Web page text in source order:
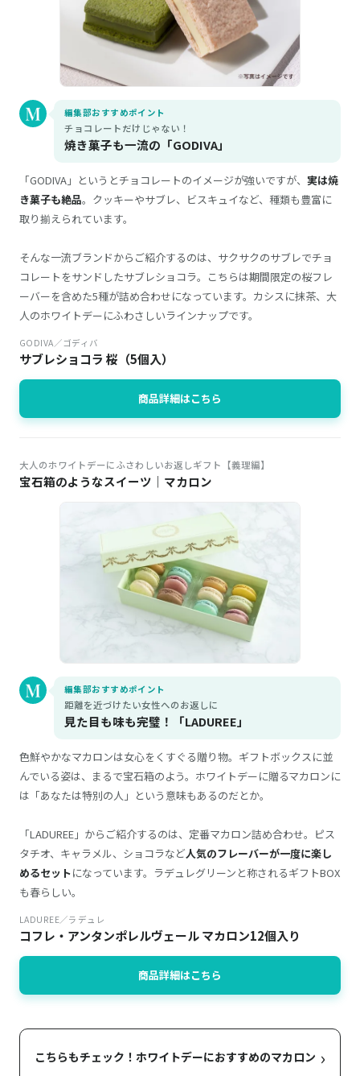
編集部おすすめポイント
チョコレートだけじゃない！
焼き菓子も一流の「GODIVA」
「GODIVA」というとチョコレートのイメージが強いですが、 実は焼
き菓子も絶品。クッキーやサブレ、ビスキュイなど、種類も豊富に
取り揃えられています。
そんな一流ブランドからご紹介するのは、サクサクのサブレでチョ
コレートをサンドしたサブレショコラ。こちらは期間限定の桜フレ
ーバーを含めた5種が詰め合わせになっています。カシスに抹茶、大
人のホワイトデーにふわさしいラインナップです。
GODIVA／ゴディバ
サブレショコラ 桜（5個入）
商品詳細はこちら
大人のホワイトデーにふさわしいお返しギフト【義理編】
宝石箱のようなスイーツ｜マカロン
編集部おすすめポイント
距離を近づけたい女性へのお返しに
見た目も味も完璧！「LADUREE」
色鮮やかなマカロンは女心をくすぐる贈り物。ギフトボックスに並
んでいる姿は、まるで宝石箱のよう。ホワイトデーに贈るマカロンに
は「あなたは特別の人」という意味もあるのだとか。
「LADUREE」からご紹介するのは、定番マカロン詰め合わせ。ピス
タチオ、キャラメル、ショコラなど人気のフレーバーが一度に楽し
めるセットになっています。ラデュレグリーンと称されるギフトBOX
も春らしい。
LADUREE／ラデュレ
コフレ・アンタンポレルヴェール マカロン12個入り
商品詳細はこちら
こちらもチェック！ホワイトデーにおすすめのマカロン ›